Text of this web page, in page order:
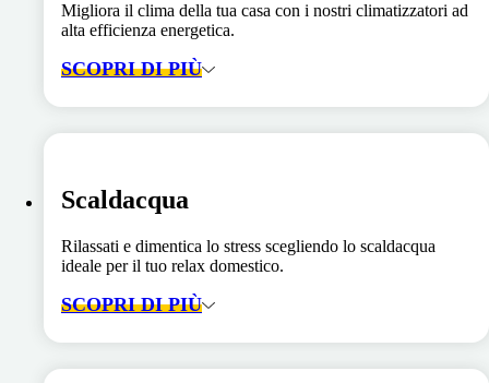
Migliora il clima della tua casa con i nostri climatizzatori ad
alta efficienza energetica.
SCOPRI DI PIÙ
Scaldacqua
Rilassati e dimentica lo stress scegliendo lo scaldacqua
ideale per il tuo relax domestico.
SCOPRI DI PIÙ